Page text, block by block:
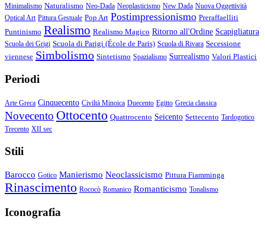
Minimalismo Naturalismo Neo-Dada Neoplasticismo New Dada Nuova Oggettività
Optical Art Pittura Gestuale Pop Art Postimpressionismo Preraffaelliti
Puntinismo Realismo Realismo Magico Ritorno all'Ordine Scapigliatura
Scuola dei Grigi Scuola di Parigi (École de Paris) Scuola di Rivara Secessione
viennese Simbolismo Sintetismo Spazialismo Surrealismo Valori Plastici
Periodi
Arte Greca Cinquecento Civiltà Minoica Duecento Egitto Grecia classica
Novecento Ottocento Quattrocento Seicento Settecento Tardogotico
Trecento XII sec
Stili
Barocco Gotico Manierismo Neoclassicismo Pittura Fiamminga
Rinascimento Rococò Romanico Romanticismo Tonalismo
Iconografia